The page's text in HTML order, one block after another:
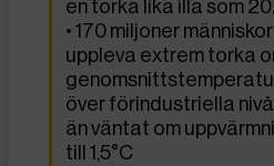
en torka lika illa som
• 170 miljoner
uppleva extrem torka
över förindustriella
än väntat om
till 1,5°C